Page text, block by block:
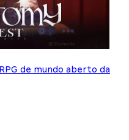
de mundo aberto da